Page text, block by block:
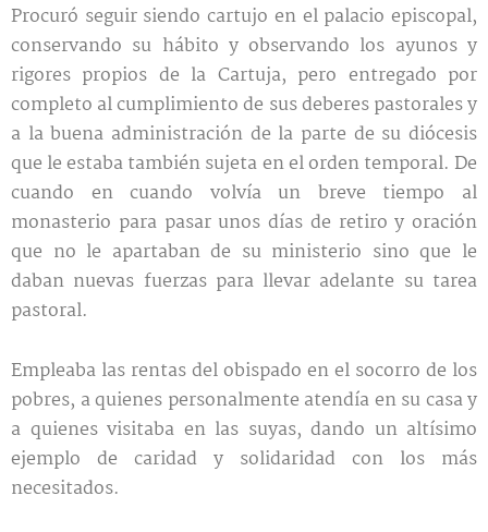
Procuró seguir siendo cartujo en el palacio episcopal,
conservando su hábito y observando los ayunos y
rigores propios de la Cartuja, pero entregado por
completo al cumplimiento de sus deberes pastorales y
a la buena administración de la parte de su diócesis
que le estaba también sujeta en el orden temporal. De
cuando en cuando volvía un breve tiempo al
monasterio para pasar unos días de retiro y oración
que no le apartaban de su ministerio sino que le
daban nuevas fuerzas para llevar adelante su tarea
pastoral.
Empleaba las rentas del obispado en el socorro de los
pobres, a quienes personalmente atendía en su casa y
a quienes visitaba en las suyas, dando un altísimo
ejemplo de caridad y solidaridad con los más
necesitados.